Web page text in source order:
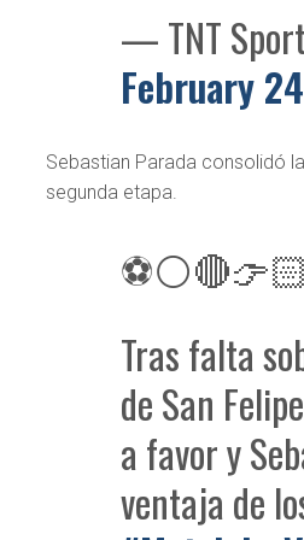
— TNT
February
Sebastian Parada consolidó
segunda etapa.
⚽⚪🔴👉🏻
Tras falta
de San
a favor y
ventaja de